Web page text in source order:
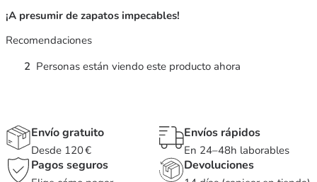
¡A presumir de zapatos impecables!
Recomendaciones
2 Personas están viendo este producto ahora
Envío gratuito
Desde 120 €
Envíos rápidos
En 24–48h laborables
Pagos seguros Devoluciones